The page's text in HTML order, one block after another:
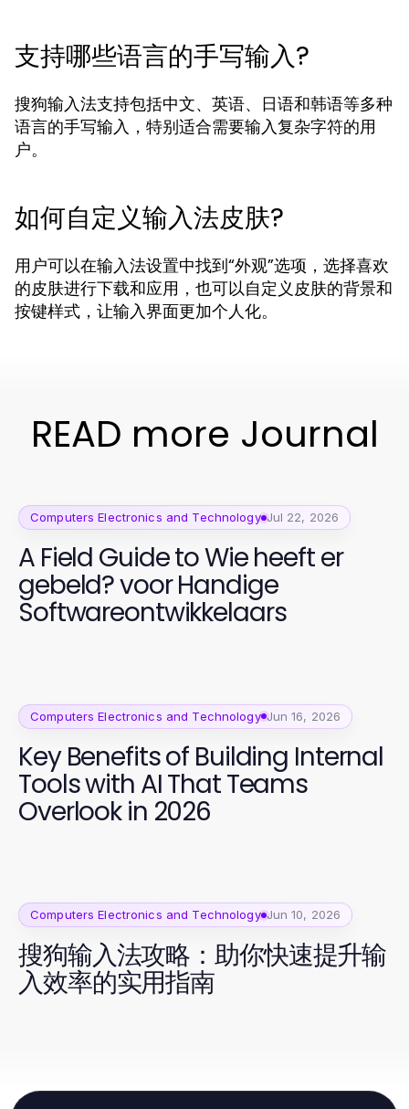
支持哪些语言的手写输入?
搜狗输入法支持包括中文、英语、日语和韩语等多种
语言的手写输入，特别适合需要输入复杂字符的用
户。
如何自定义输入法皮肤?
用户可以在输入法设置中找到“外观”选项，选择喜欢
的皮肤进行下载和应用，也可以自定义皮肤的背景和
按键样式，让输入界面更加个人化。
READ more Journal
Computers Electronics and Technology Jul 22, 2026
A Field Guide to Wie heeft er
gebeld? voor Handige
Softwareontwikkelaars
Computers Electronics and Technology Jun 16, 2026
Key Benefits of Building Internal
Tools with AI That Teams
Overlook in 2026
Computers Electronics and Technology Jun 10, 2026
搜狗输入法攻略：助你快速提升输
入效率的实用指南